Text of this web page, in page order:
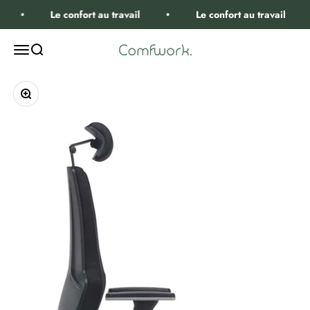
Le confort au travail Le confort au travail
Ouvrir la navigation
Ouvrir la recherche Comfwork
Zoomer sur l'image